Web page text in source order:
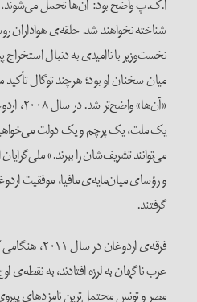
آ.ک.پ واضح بود: آن‌ها تحمل می‌شوند،
شناخته نخواهند شد. حلقه‌ی هواداران
نخست‌وزیر با ناامیدی به دنبال
میان سخنان او بود؛ هرچند توگال
«آن‌ها»
یک ملت، یک پرچم و یک دولت
می‌توانند تشریف‌شان را ببرند.»
و رؤسای میان‌مایه‌ی مافیا، موفقیت
گرفتند.
فرقه‌ی
عرب ناگهان به لرزه افتادند، به نقطه‌ی
مصر و تونس محتمل‌ترین نامزدهای